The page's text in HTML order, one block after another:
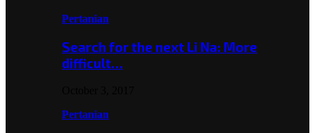
Pertanian
Search for the next Li Na: More
difficult…
Pertanian